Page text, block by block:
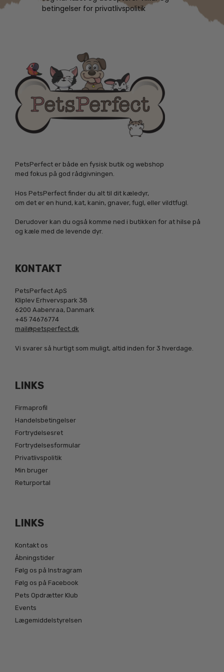
betingelser for privatlivspolitik
PetsPerfect er både en fysisk butik og webshop
med fokus på god rådgivningen.
Hos PetsPerfect finder du alt til dit kæledyr,
om det er en hund, kat, kanin, gnaver, fugl, eller vildtfugl.
Derudover kan du også komme ned i butikken for at hilse på
og kæle med de levende dyr.
KONTAKT
PetsPerfect ApS
Kliplev Erhvervspark 38
6200 Aabenraa, Danmark
+45 74676774
mail@petsperfect.dk
Vi svarer så hurtigt som muligt, altid inden for 3 hverdage.
LINKS
Firmaprofil
Handelsbetingelser
Fortrydelsesret
Fortrydelsesformular
Privatlivspolitik
Min bruger
Returportal
LINKS
Kontakt os
Åbningstider
Følg os på Instragram
Følg os på Facebook
Pets Opdrætter Klub
Events
Lægemiddelstyrelsen